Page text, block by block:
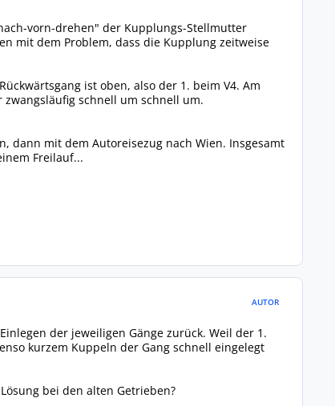
vorn-drehen" der Kupplungs-Stellmutter
mit dem Problem, dass die Kupplung zeitweise
ist oben, also der 1. beim V4. Am
schnell um schnell um.
dann mit dem Autoreisezug nach Wien. Insgesamt
Freilauf...
AUTOR
der jeweiligen Gänge zurück. Weil der 1.
kurzem Kuppeln der Gang schnell eingelegt
bei den alten Getrieben?